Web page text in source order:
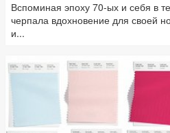
Вспоминая эпоху 70-ых и себя в
черпала вдохновение для своей
и...